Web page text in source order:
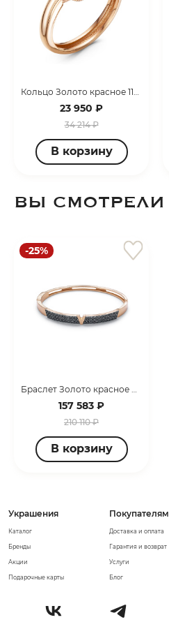
Кольцо Золото красное 110421
23 950 ₽
34 214 ₽
В корзину
ВЫ СМОТРЕЛИ
-25%
Браслет Золото красное 070045
157 583 ₽
210 110 ₽
В корзину
Украшения
Каталог
Бренды
Акции
Подарочные карты
Покупателям
Доставка и оплата
Гарантия и возврат
Услуги
Блог